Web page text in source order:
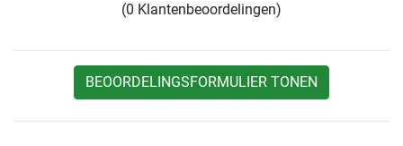
(0 Klantenbeoordelingen)
BEOORDELINGSFORMULIER TONEN